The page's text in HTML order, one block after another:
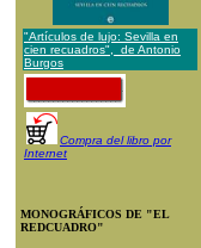
"Artículos de lujo: Sevilla en
cien recuadros", de Antonio
Burgos
Compra del libro por
Internet
MONOGRÁFICOS DE "EL
REDCUADRO"